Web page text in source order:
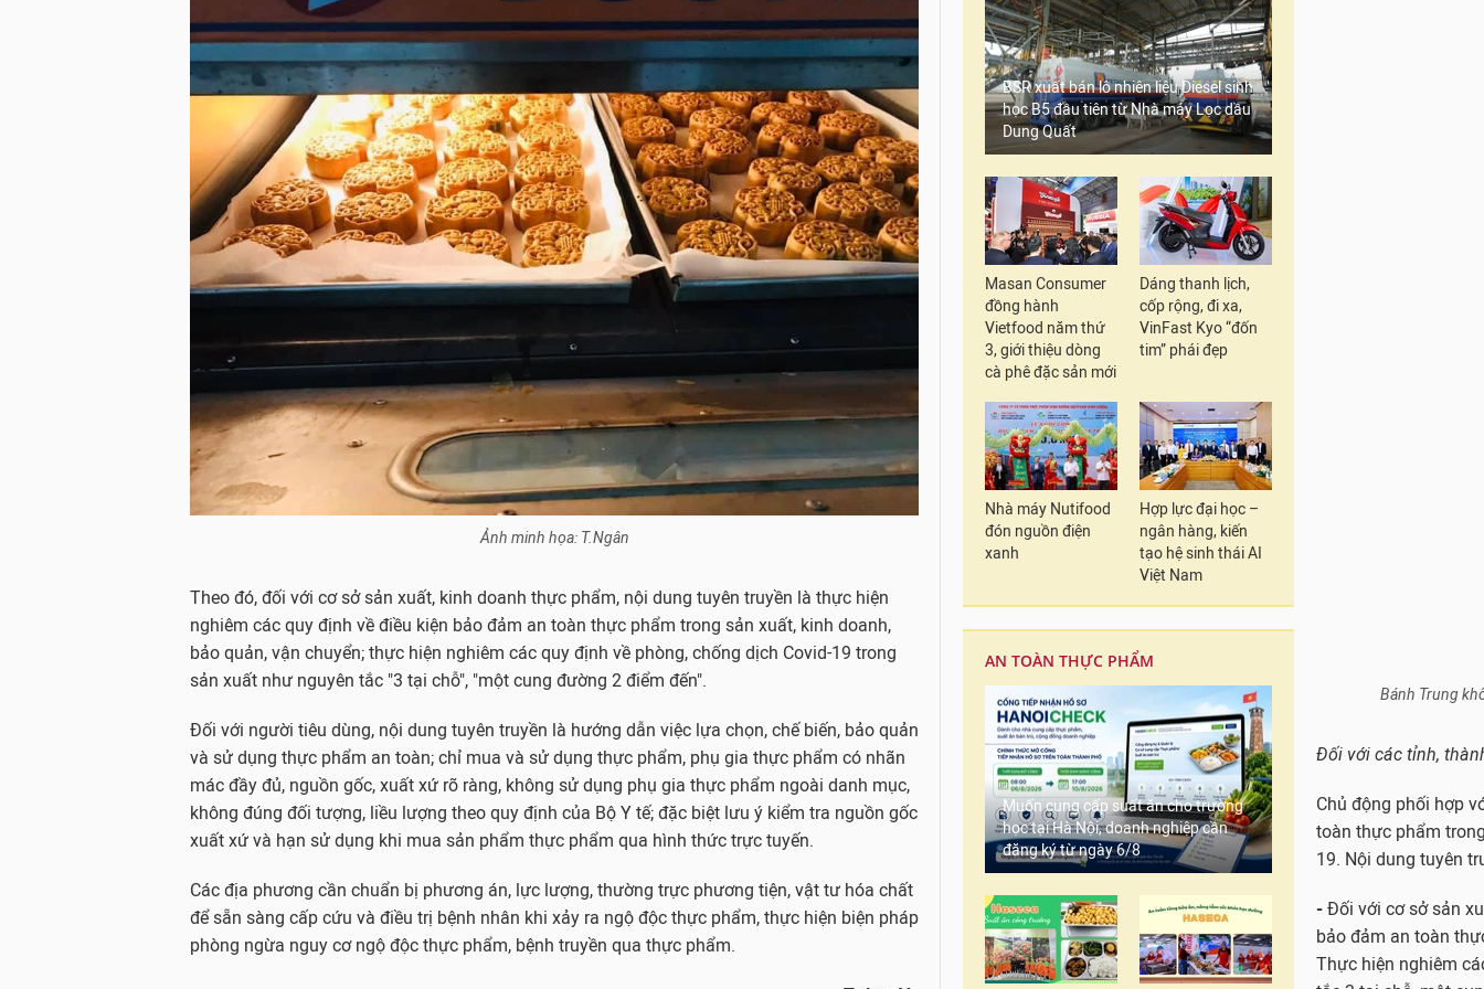
Ảnh minh họa: T.Ngân
Theo đó, đối với cơ sở sản xuất, kinh doanh thực phẩm, nội dung tuyên truyền là thực hiện
nghiêm các quy định về điều kiện bảo đảm an toàn thực phẩm trong sản xuất, kinh doanh,
bảo quản, vận chuyển; thực hiện nghiêm các quy định về phòng, chống dịch Covid-19 trong
sản xuất như nguyên tắc "3 tại chỗ", "một cung đường 2 điểm đến".
Đối với người tiêu dùng, nội dung tuyên truyền là hướng dẫn việc lựa chọn, chế biến, bảo quản
và sử dụng thực phẩm an toàn; chỉ mua và sử dụng thực phẩm, phụ gia thực phẩm có nhãn
mác đầy đủ, nguồn gốc, xuất xứ rõ ràng, không sử dụng phụ gia thực phẩm ngoài danh mục,
không đúng đối tượng, liều lượng theo quy định của Bộ Y tế; đặc biệt lưu ý kiểm tra nguồn gốc
xuất xứ và hạn sử dụng khi mua sản phẩm thực phẩm qua hình thức trực tuyến.
Các địa phương cần chuẩn bị phương án, lực lượng, thường trực phương tiện, vật tư hóa chất
để sẵn sàng cấp cứu và điều trị bệnh nhân khi xảy ra ngộ độc thực phẩm, thực hiện biện pháp
phòng ngừa nguy cơ ngộ độc thực phẩm, bệnh truyền qua thực phẩm.
BSR xuất bán lô nhiên liệu Diesel sinh
học B5 đầu tiên từ Nhà máy Lọc dầu
Dung Quất
Masan Consumer
đồng hành
Vietfood năm thứ
3, giới thiệu dòng
cà phê đặc sản mới
Dáng thanh lịch,
cốp rộng, đi xa,
VinFast Kyo “đốn
tim” phái đẹp
Nhà máy Nutifood
đón nguồn điện
xanh
Hợp lực đại học –
ngân hàng, kiến
tạo hệ sinh thái AI
Việt Nam
AN TOÀN THỰC PHẨM
Muốn cung cấp suất ăn cho trường
học tại Hà Nội, doanh nghiệp cần
đăng ký từ ngày 6/8
Đối với cơ sở sản
Thực hiện nghiêm
tắc 3 tại chỗ, một
Đối với người tiêu
phẩm an toàn; chỉ
gốc, xuất xứ rõ
tượng, liều lượng
dụng khi mua sản
Đối với các tỉnh/